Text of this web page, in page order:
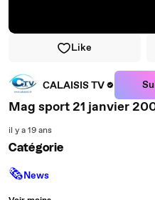
Like
CALAISIS TV
Mag sport 21 janvier
il y a 19 ans
Catégorie
🗞News